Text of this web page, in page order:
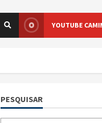
YOUTUBE
PESQUISAR